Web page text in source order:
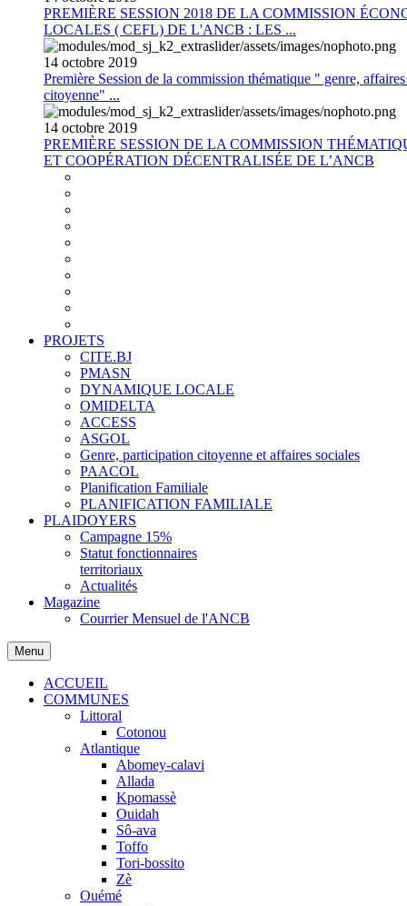
PREMIÈRE SESSION 2018 DE LA COMMISSION
LOCALES ( CEFL) DE L'ANCB : LES ...
14 octobre 2019
Première Session de la commission thématique " genre,
citoyenne" ...
14 octobre 2019
PREMIÈRE SESSION DE LA COMMISSION
ET COOPÉRATION DÉCENTRALISÉE DE L’ANCB
PROJETS
CITE.BJ
PMASN
DYNAMIQUE LOCALE
OMIDELTA
ACCESS
ASGOL
Genre, participation citoyenne et affaires sociales
PAACOL
Planification Familiale
PLANIFICATION FAMILIALE
PLAIDOYERS
Campagne 15%
Statut fonctionnaires
territoriaux
Actualités
Magazine
Courrier Mensuel de l'ANCB
Menu
ACCUEIL
COMMUNES
Littoral
Cotonou
Atlantique
Abomey-calavi
Allada
Kpomassè
Ouidah
Sô-ava
Toffo
Tori-bossito
Zè
Ouémé